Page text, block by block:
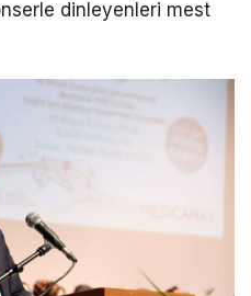
dinleyenleri mest